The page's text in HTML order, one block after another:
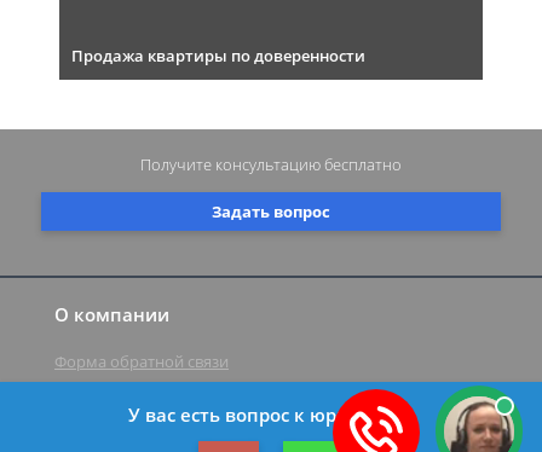
Продажа квартиры по доверенности
О компании
Форма обратной связи
©2019-2026 Все права защищены.
Задать вопрос
Получите консультацию бесплатно
У вас есть вопрос к юристу?